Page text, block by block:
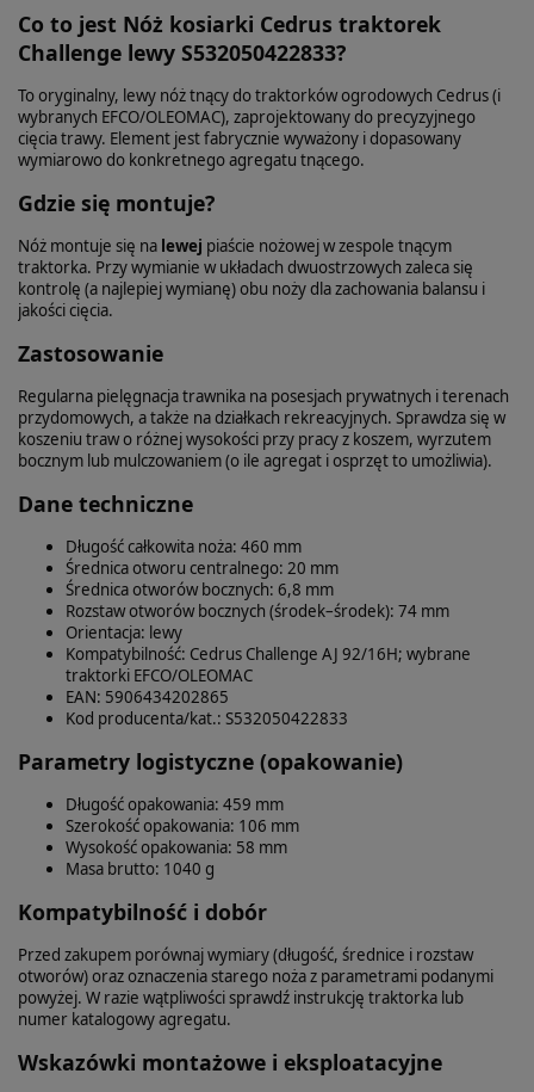
Co to jest Nóż kosiarki Cedrus traktorek
Challenge lewy S532050422833?
To oryginalny, lewy nóż tnący do traktorków ogrodowych Cedrus (i
wybranych EFCO/OLEOMAC), zaprojektowany do precyzyjnego
cięcia trawy. Element jest fabrycznie wyważony i dopasowany
wymiarowo do konkretnego agregatu tnącego.
Gdzie się montuje?
Nóż montuje się na lewej piaście nożowej w zespole tnącym
traktorka. Przy wymianie w układach dwuostrzowych zaleca się
kontrolę (a najlepiej wymianę) obu noży dla zachowania balansu i
jakości cięcia.
Zastosowanie
Regularna pielęgnacja trawnika na posesjach prywatnych i terenach
przydomowych, a także na działkach rekreacyjnych. Sprawdza się w
koszeniu traw o różnej wysokości przy pracy z koszem, wyrzutem
bocznym lub mulczowaniem (o ile agregat i osprzęt to umożliwia).
Dane techniczne
Długość całkowita noża: 460 mm
Średnica otworu centralnego: 20 mm
Średnica otworów bocznych: 6,8 mm
Rozstaw otworów bocznych (środek–środek): 74 mm
Orientacja: lewy
Kompatybilność: Cedrus Challenge AJ 92/16H; wybrane
traktorki EFCO/OLEOMAC
EAN: 5906434202865
Kod producenta/kat.: S532050422833
Parametry logistyczne (opakowanie)
Długość opakowania: 459 mm
Szerokość opakowania: 106 mm
Wysokość opakowania: 58 mm
Masa brutto: 1040 g
Kompatybilność i dobór
Przed zakupem porównaj wymiary (długość, średnice i rozstaw
otworów) oraz oznaczenia starego noża z parametrami podanymi
powyżej. W razie wątpliwości sprawdź instrukcję traktorka lub
numer katalogowy agregatu.
Wskazówki montażowe i eksploatacyjne